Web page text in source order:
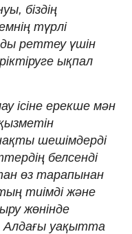
біздің
түрлі
реттеу үшін
ықпал
ісіне ерекше мән
шешімдерді
белсенді
өз тарапынан
тиімді және
жөнінде
Алдағы уақытта